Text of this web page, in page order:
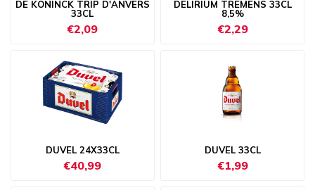
DE KONINCK TRIP D'ANVERS
33CL
€2,09
DELIRIUM TREMENS 33CL
8,5%
€2,29
DUVEL 24X33CL
€40,99
DUVEL 33CL
€1,99